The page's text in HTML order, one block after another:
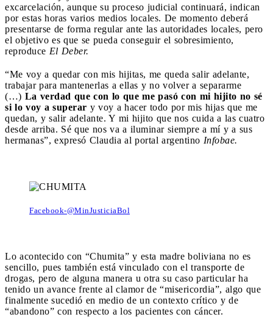
excarcelación, aunque su proceso judicial continuará, indican
por estas horas varios medios locales. De momento deberá
presentarse de forma regular ante las autoridades locales, pero
el objetivo es que se pueda conseguir el sobresimiento,
reproduce El Deber.
“Me voy a quedar con mis hijitas, me queda salir adelante,
trabajar para mantenerlas a ellas y no volver a separarme
(…) La verdad que con lo que me pasó con mi hijito no sé
si lo voy a superar y voy a hacer todo por mis hijas que me
quedan, y salir adelante. Y mi hijito que nos cuida a las cuatro
desde arriba. Sé que nos va a iluminar siempre a mí y a sus
hermanas”, expresó Claudia al portal argentino Infobae.
Facebook-@MinJusticiaBol
Lo acontecido con “Chumita” y esta madre boliviana no es
sencillo, pues también está vinculado con el transporte de
drogas, pero de alguna manera u otra su caso particular ha
tenido un avance frente al clamor de “misericordia”, algo que
finalmente sucedió en medio de un contexto crítico y de
“abandono” con respecto a los pacientes con cáncer.